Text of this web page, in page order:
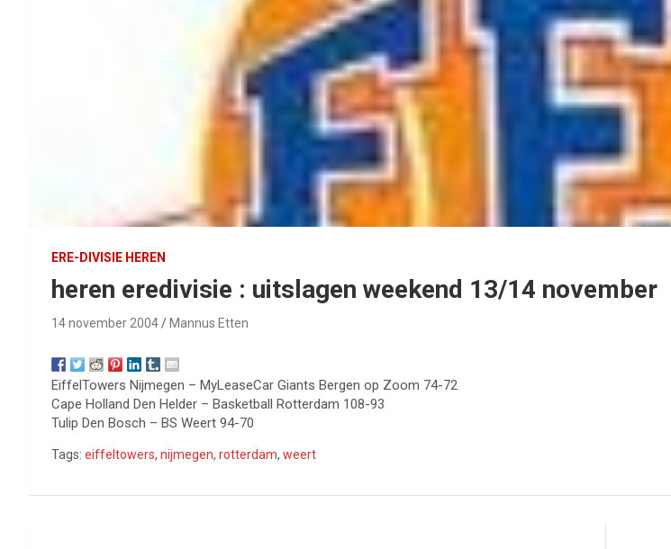
ERE-DIVISIE HEREN
heren eredivisie : uitslagen weekend 13/14 november
14 november 2004 Mannus Etten
EiffelTowers Nijmegen – MyLeaseCar Giants Bergen op Zoom 74-72
Cape Holland Den Helder – Basketball Rotterdam 108-93
Tulip Den Bosch – BS Weert 94-70
Tags: eiffeltowers, nijmegen, rotterdam, weert